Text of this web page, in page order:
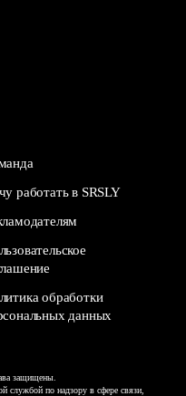
работать в SRSLY
обработки
данных
защищены.
службой по надзору в сфере связи,